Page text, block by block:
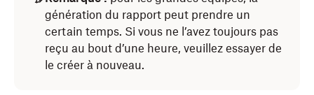
génération du rapport peut prendre un
certain temps. Si vous ne l’avez toujours pas
reçu au bout d’une heure, veuillez essayer de
le créer à nouveau.